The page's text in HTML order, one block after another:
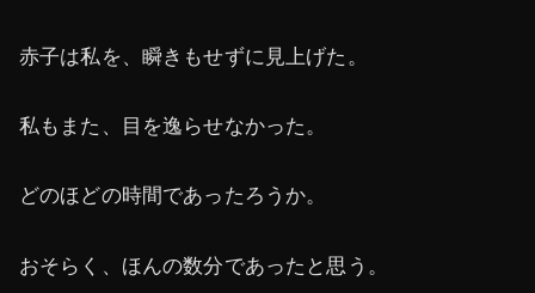
赤子は私を、瞬きもせずに見上げた。
私もまた、目を逸らせなかった。
どのほどの時間であったろうか。
おそらく、ほんの数分であったと思う。